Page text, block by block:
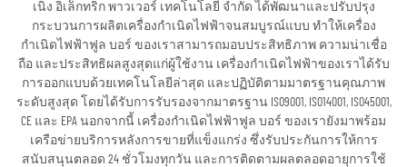
เนิง อิเล็กทริก พาวเวอร์ เทคโนโลยี จำกัด ได้พัฒนาและปรับปรุง
กระบวนการผลิตเครื่องกำเนิดไฟฟ้าจนสมบูรณ์แบบ ทำให้เครื่อง
กำเนิดไฟฟ้าฟูล บอร์ ของเราสามารถมอบประสิทธิภาพ ความน่าเชื่อ
ถือ และประสิทธิผลสูงสุดแก่ผู้ใช้งาน เครื่องกำเนิดไฟฟ้าของเราได้รับ
การออกแบบด้วยเทคโนโลยีล่าสุด และปฏิบัติตามมาตรฐานคุณภาพ
ระดับสูงสุด โดยได้รับการรับรองจากมาตรฐาน ISO9001, ISO14001, ISO45001,
CE และ EPA นอกจากนี้ เครื่องกำเนิดไฟฟ้าฟูล บอร์ ของเรายังมาพร้อม
เครือข่ายบริการหลังการขายที่แข็งแกร่ง ซึ่งรับประกันการให้การ
สนับสนุนตลอด 24 ชั่วโมงทุกวัน และการติดตามผลตลอดอายุการใช้